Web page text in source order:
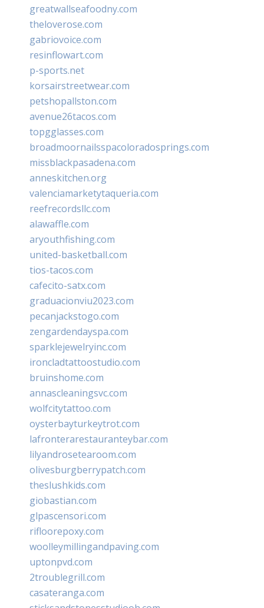
greatwallseafoodny.com
theloverose.com
gabriovoice.com
resinflowart.com
p-sports.net
korsairstreetwear.com
petshopallston.com
avenue26tacos.com
topgglasses.com
broadmoornailsspacoloradosprings.com
missblackpasadena.com
anneskitchen.org
valenciamarketytaqueria.com
reefrecordsllc.com
alawaffle.com
aryouthfishing.com
united-basketball.com
tios-tacos.com
cafecito-satx.com
graduacionviu2023.com
pecanjackstogo.com
zengardendayspa.com
sparklejewelryinc.com
ironcladtattoostudio.com
bruinshome.com
annascleaningsvc.com
wolfcitytattoo.com
oysterbayturkeytrot.com
lafronterarestauranteybar.com
lilyandrosetearoom.com
olivesburgberrypatch.com
theslushkids.com
giobastian.com
glpascensori.com
rifloorepoxy.com
woolleymillingandpaving.com
uptonpvd.com
2troublegrill.com
casateranga.com